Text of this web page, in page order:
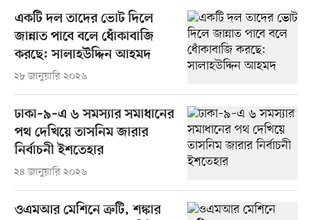
একটি দল তাদের ভোট দিলে
জান্নাত পাবে বলে ধোঁকাবাজি
করছে: সালাহউদ্দিন আহমদ
২৮ জানুয়ারি ২০২৬
ঢাকা–৯–এ ৬ সমস্যার সমাধানের
পথ দেখিয়ে তাসনিম জারার
নির্বাচনী ইশতেহার
২৪ জানুয়ারি ২০২৬
ওএমআর মেশিনে ত্রুটি, শঙ্কার